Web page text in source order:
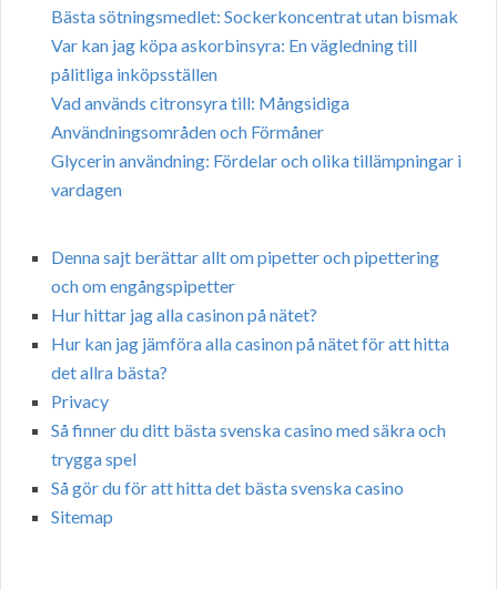
Bästa sötningsmedlet: Sockerkoncentrat utan bismak
Var kan jag köpa askorbinsyra: En vägledning till
pålitliga inköpsställen
Vad används citronsyra till: Mångsidiga
Användningsområden och Förmåner
Glycerin användning: Fördelar och olika tillämpningar i
vardagen
Denna sajt berättar allt om pipetter och pipettering
och om engångspipetter
Hur hittar jag alla casinon på nätet?
Hur kan jag jämföra alla casinon på nätet för att hitta
det allra bästa?
Privacy
Så finner du ditt bästa svenska casino med säkra och
trygga spel
Så gör du för att hitta det bästa svenska casino
Sitemap